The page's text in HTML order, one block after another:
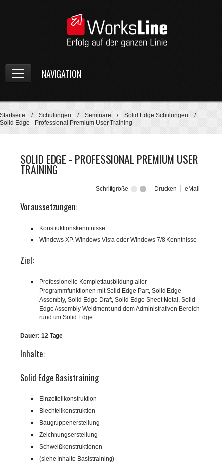
NAVIGATION
Unternehmen
Produkte
Preiskalkulator
Solid Edge Schulungen
NX-CAM Basissschulung
PDM Schulungen
ERP-MIO-Schulungen
Trainingsbereich
Kontakt
Startseite / Schulungen / Seminare / Solid Edge Schulungen
/
Solid Edge - Professional Premium User Training
SOLID EDGE - PROFESSIONAL PREMIUM USER
TRAINING
Schriftgröße Drucken eMail
Voraussetzungen:
Konstruktionskenntnisse
Windows XP, Windows Vista oder Windows 7/8 Kenntnisse
Ziel:
Professionelle Komplettausbildung aller
Programmfunktionen mit Solid Edge Part, Solid Edge
Assembly, Solid Edge Draft, Solid Edge Sheet Metal, Solid
Edge Assembly Weldment und dem Administrativen Bereich
rund um Solid Edge
Dauer: 12 Tage
Inhalte:
Solid Edge Basistraining
Einzelteilkonstruktion
Blechteilkonstruktion
Baugruppenerstellung
Zeichnungserstellung
Schweißkonstruktionen
(siehe Inhalte Basistraining)